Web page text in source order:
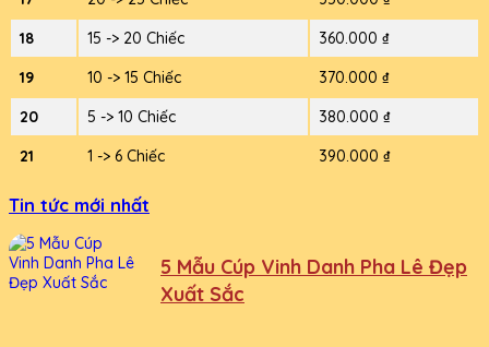
18
15 -> 20 Chiếc
360.000 ₫
19
10 -> 15 Chiếc
370.000 ₫
20
5 -> 10 Chiếc
380.000 ₫
21
1 -> 6 Chiếc 390.000 ₫
Tin tức mới nhất
5 Mẫu Cúp Vinh Danh Pha Lê Đẹp
Xuất Sắc